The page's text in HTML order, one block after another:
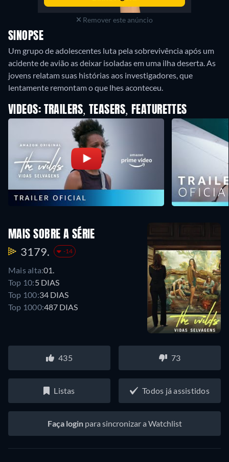
Remover este anúncio
SINOPSE
Um grupo de adolescentes luta pela sobrevivência após um
acidente de avião as deixar isoladas em uma ilha deserta. As
jovens relatam suas histórias aos investigadores, que
VIDEOS: TRAILERS, TEASERS, FEATURETTES
MAIS SOBRE A SÉRIE
3179. -14
Mais alta:01.
Top 10:5 DIAS
Top 100:34 DIAS
Top 1000:487 DIAS
435 73
Listas Todos já assistidos
Faça loginpara sincronizar a Watchlist